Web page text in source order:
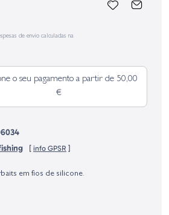
de envio calculadas na
o seu pagamento a partir de 50,00
€
[ info GPSR ]
conforme requerido no Regulamento
em fios de silicone.